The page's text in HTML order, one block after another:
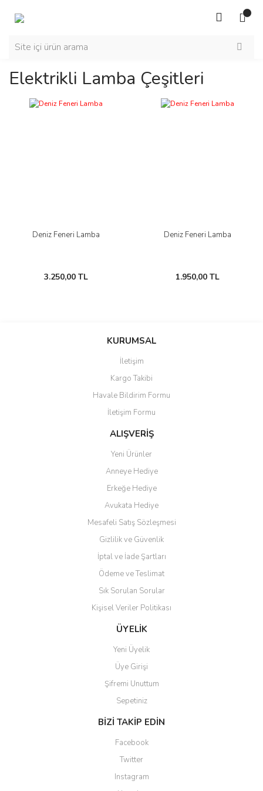
Elektrikli Lamba Çeşitleri
Deniz Feneri Lamba
3.250,00 TL
Deniz Feneri Lamba
1.950,00 TL
KURUMSAL
İletişim
Kargo Takibi
Havale Bildirim Formu
İletişim Formu
ALIŞVERİŞ
Yeni Ürünler
Anneye Hediye
Erkeğe Hediye
Avukata Hediye
Mesafeli Satış Sözleşmesi
Gizlilik ve Güvenlik
İptal ve İade Şartları
Ödeme ve Teslimat
Sık Sorulan Sorular
Kişisel Veriler Politikası
ÜYELİK
Yeni Üyelik
Üye Girişi
Şifremi Unuttum
Sepetiniz
BİZİ TAKİP EDİN
Facebook
Twitter
Instagram